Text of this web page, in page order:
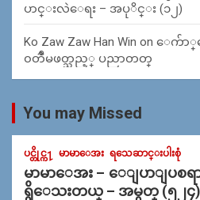
ပာင္းလဲေရး – အပုိင္း (၁၂)
Ko Zaw Zaw Han Win on ေက်ာ္ေ
၀တၳဳမဖတ္သည့္ ပညာတတ္
You may Missed
ပင္တိုင္က႑ မာမာေအး ရသေဆာင္းပါးစုံ
မာမာေအး – ေျပာျပ
ရွိေသးတယ္ – အမွတ္ (၅၂၄)